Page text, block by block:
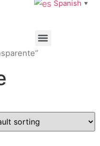
Spanish ▼